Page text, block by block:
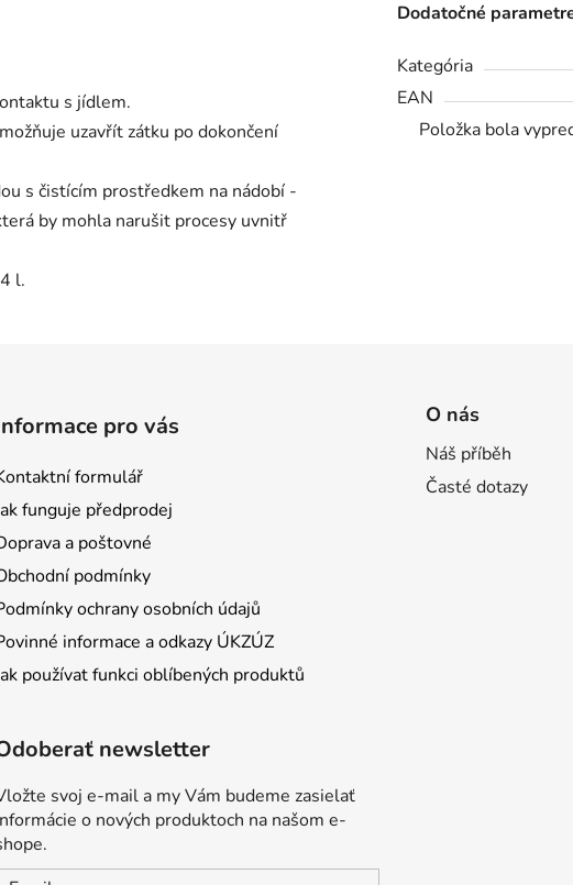
s jídlem.
uzavřít zátku po dokončení
s čistícím prostředkem na nádobí -
by mohla narušit procesy uvnitř
l.
Dodatočné
Kategória
EAN
Položka bola
pro vás
formulář
funguje předprodej
a poštovné
podmínky
ochrany osobních údajů
informace a odkazy ÚKZÚZ
používat funkci oblíbených produktů
O nás
Náš příběh
Časté dotazy
newsletter
svoj e-mail a my Vám budeme zasielať
o nových produktoch na našom e-